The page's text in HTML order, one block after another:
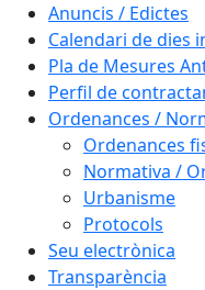
Anuncis / Edictes
Calendari de dies
Pla de Mesures
Perfil de
Ordenances /
Ordenances
Normativa /
Urbanisme
Protocols
Seu electrònica
Transparència